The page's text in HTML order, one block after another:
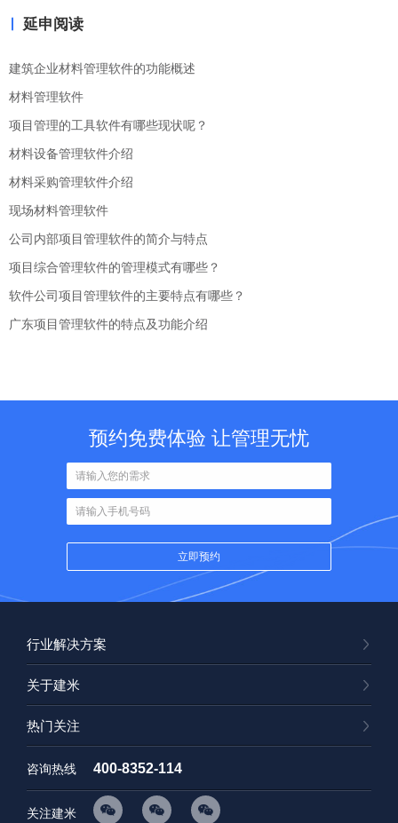
延申阅读
建筑企业材料管理软件的功能概述
材料管理软件
项目管理的工具软件有哪些现状呢？
材料设备管理软件介绍
材料采购管理软件介绍
现场材料管理软件
公司内部项目管理软件的简介与特点
项目综合管理软件的管理模式有哪些？
软件公司项目管理软件的主要特点有哪些？
广东项目管理软件的特点及功能介绍
预约免费体验 让管理无忧
行业解决方案
关于建米
热门关注
咨询热线 400-8352-114
关注建米